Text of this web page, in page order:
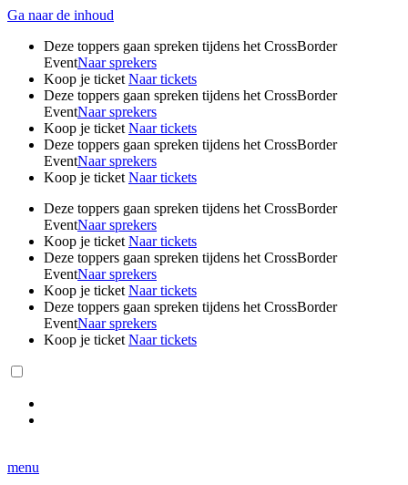
Ga naar de inhoud
Deze toppers gaan spreken tijdens het CrossBorder
EventNaar sprekers
Koop je ticket Naar tickets
Deze toppers gaan spreken tijdens het CrossBorder
EventNaar sprekers
Koop je ticket Naar tickets
Deze toppers gaan spreken tijdens het CrossBorder
EventNaar sprekers
Koop je ticket Naar tickets
Deze toppers gaan spreken tijdens het CrossBorder
EventNaar sprekers
Koop je ticket Naar tickets
Deze toppers gaan spreken tijdens het CrossBorder
EventNaar sprekers
Koop je ticket Naar tickets
Deze toppers gaan spreken tijdens het CrossBorder
EventNaar sprekers
Koop je ticket Naar tickets
menu